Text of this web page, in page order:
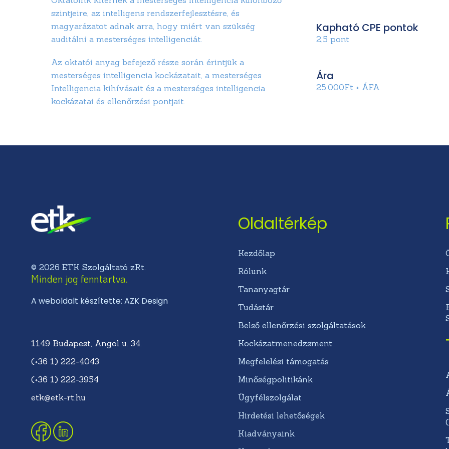
szintjeire, az intelligens rendszerfejlesztésre, és
magyarázatot adnak arra, hogy miért van szükség
auditálni a mesterséges intelligenciát.
Az oktatói anyag befejező része során érintjük a
mesterséges intelligencia kockázatait, a mesterséges
Intelligencia kihívásait és a mesterséges intelligencia
kockázatai és ellenőrzési pontjait.
Kapható CPE pontok
2,5 pont
Ára
25.000Ft + ÁFA
© 2026 ETK Szolgáltató zRt.
Minden jog fenntartva.
A weboldalt készítette: AZK Design
1149 Budapest, Angol u. 34.
(+36 1) 222-4043
(+36 1) 222-3954
etk@etk-rt.hu
Oldaltérkép
Kezdőlap
Rólunk
Tananyagtár
Tudástár
Belső ellenőrzési szolgáltatások
Kockázatmenedzsment
Megfelelési támogatás
Minőségpolitikánk
Ügyfélszolgálat
Hirdetési lehetőségek
Kiadványaink